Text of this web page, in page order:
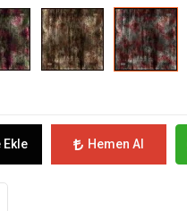
Ekle Hemen Al